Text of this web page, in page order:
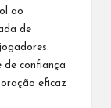
ao
de
de confiança
eficaz